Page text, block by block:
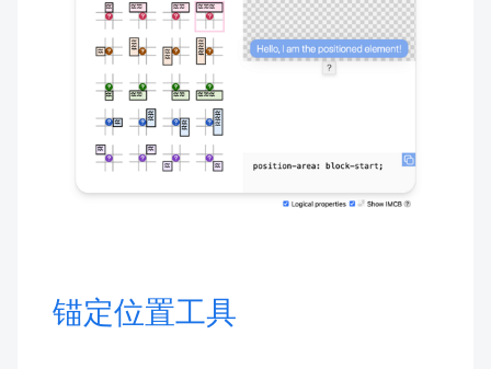
锚定位置工具